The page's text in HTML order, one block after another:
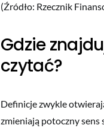
(Źródło: Rzecznik
Gdzie
czytać?
Definicje zwykle
zmieniają potoczny sens